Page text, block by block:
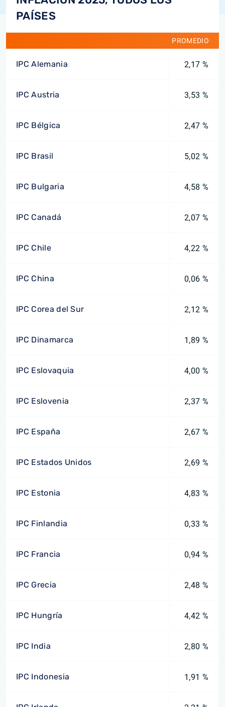
PAÍSES
PROMEDIO
IPC Alemania 2,17 %
IPC Austria 3,53 %
IPC Bélgica 2,47 %
IPC Brasil 5,02 %
IPC Bulgaria 4,58 %
IPC Canadá 2,07 %
IPC Chile 4,22 %
IPC China 0,06 %
IPC Corea del Sur 2,12 %
IPC Dinamarca 1,89 %
IPC Eslovaquia 4,00 %
IPC Eslovenia 2,37 %
IPC España 2,67 %
IPC Estados Unidos 2,69 %
IPC Estonia 4,83 %
IPC Finlandia 0,33 %
IPC Francia 0,94 %
IPC Grecia 2,48 %
IPC Hungría 4,42 %
IPC India 2,80 %
IPC Indonesia 1,91 %